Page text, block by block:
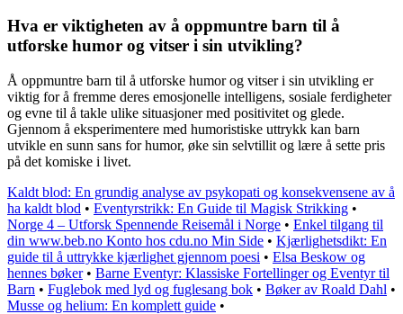
Hva er viktigheten av å oppmuntre barn til å
utforske humor og vitser i sin utvikling?
Å oppmuntre barn til å utforske humor og vitser i sin utvikling er
viktig for å fremme deres emosjonelle intelligens, sosiale ferdigheter
og evne til å takle ulike situasjoner med positivitet og glede.
Gjennom å eksperimentere med humoristiske uttrykk kan barn
utvikle en sunn sans for humor, øke sin selvtillit og lære å sette pris
på det komiske i livet.
Kaldt blod: En grundig analyse av psykopati og konsekvensene av å
ha kaldt blod • Eventyrstrikk: En Guide til Magisk Strikking •
Norge 4 – Utforsk Spennende Reisemål i Norge • Enkel tilgang til
din www.beb.no Konto hos cdu.no Min Side • Kjærlighetsdikt: En
guide til å uttrykke kjærlighet gjennom poesi • Elsa Beskow og
hennes bøker• Barne Eventyr: Klassiske Fortellinger og Eventyr til
Barn • Fuglebok med lyd og fuglesang bok • Bøker av Roald Dahl •
Musse og helium: En komplett guide •